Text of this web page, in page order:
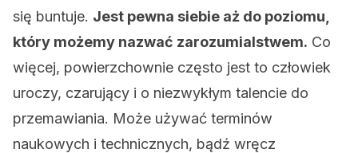
się buntuje. Jest pewna siebie aż do poziomu,
który możemy nazwać zarozumialstwem. Co
więcej, powierzchownie często jest to człowiek
uroczy, czarujący i o niezwykłym talencie do
przemawiania. Może używać terminów
naukowych i technicznych, bądź wręcz